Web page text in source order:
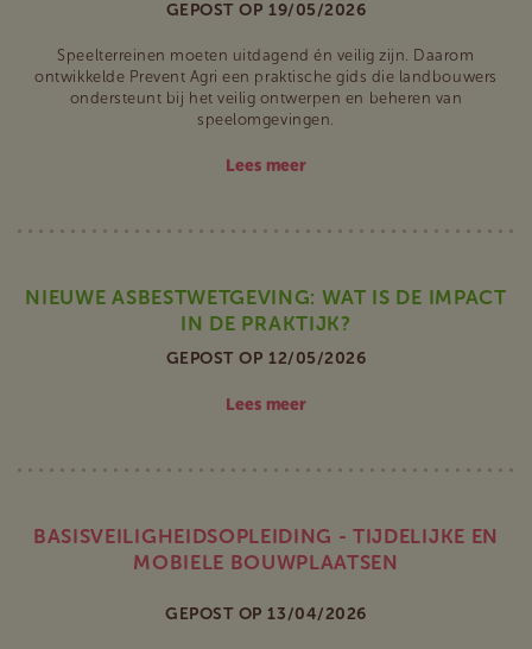
GEPOST OP 19/05/2026
Speelterreinen moeten uitdagend én veilig zijn. Daarom
ontwikkelde Prevent Agri een praktische gids die landbouwers
ondersteunt bij het veilig ontwerpen en beheren van
speelomgevingen.
Lees meer
NIEUWE ASBESTWETGEVING: WAT IS DE IMPACT
IN DE PRAKTIJK?
GEPOST OP 12/05/2026
Lees meer
BASISVEILIGHEIDSOPLEIDING - TIJDELIJKE EN
MOBIELE BOUWPLAATSEN
GEPOST OP 13/04/2026